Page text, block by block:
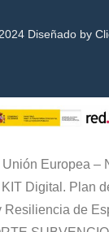
Diseñado by
Europea –
Digital. Plan
Resiliencia de